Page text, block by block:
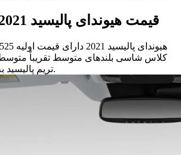
قیمت هیوندای پالیسید 2021 چقدر است؟
کلاس شاسی بلندهای متوسط تقریباً
تریم پالیسید به 47750 دلار می رسد.